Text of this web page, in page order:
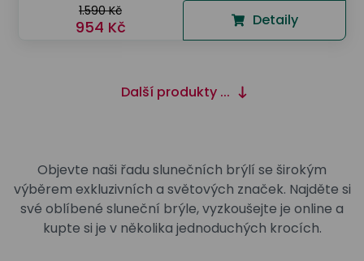
1.590 Kč
954 Kč Detaily
Další produkty ...
Objevte naši řadu slunečních brýlí se širokým
výběrem exkluzivních a světových značek. Najděte si
své oblíbené sluneční brýle, vyzkoušejte je online a
kupte si je v několika jednoduchých krocích.